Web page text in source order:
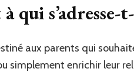
qui s’adresse-
aux parents qui
simplement enrichir leur